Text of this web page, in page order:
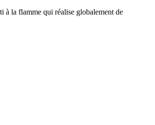
à la flamme qui réalise globalement de